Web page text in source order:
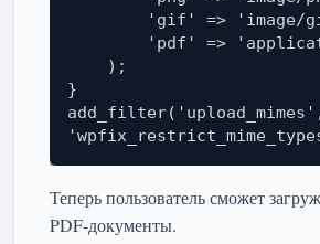
}
Теперь пользователь сможет
PDF-документы.